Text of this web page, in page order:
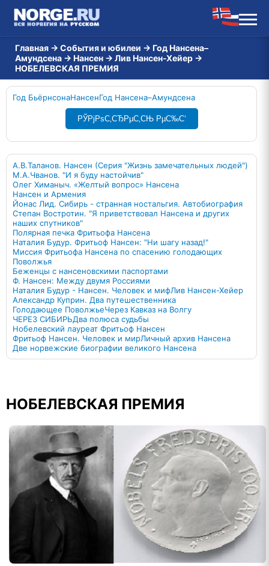
Главная → События и юбилеи → Год Нансена–
Амундсена → Нансен → Лив Нансен-Хейер →
НОБЕЛЕВСКАЯ ПРЕМИЯ
Год БьёрнсонаНансенГод Нансена–Амундсена
РЎРјРѕС‚СЂРµС‚СЊ РµС‰С‘
А.В.Таланов. Нансен (Серия "Жизнь замечательных людей")
М.А.Чванов. "И я буду настойчив"
Олег Химаныч. «Желтый вопрос» Нансена
Нансен и Армения
Йонас Лид. Сибирь - странная ностальгия. Автобиография
Степан Востротин. "Я приветствовал Нансена и других
наших спутников"
Полярная печка Фритьофа Нансена
Наталия Будур. Фритьоф Нансен: "Ни шагу назад!"
Миссия Фритьофа Нансена по спасению голодающих
Поволжья
Беженцы с нансеновскими паспортами
Ф. Нансен: Между двумя Россиями
Наталия Будур - Нансен. Человек и мифЛив Нансен-Хейер
Александр Куприн. Два путешественника
Голодающее ПоволжьеЧерез Кавказ на Волгу
ЧЕРЕЗ СИБИРЬДва полюса судьбы
Нобелевский лауреат Фритьоф Нансен
Фритьоф Нансен. Человек и мирЛичный архив Нансена
Две норвежские биографии великого Нансена
НОБЕЛЕВСКАЯ ПРЕМИЯ